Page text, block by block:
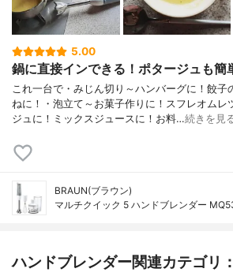
5.00
鍋に直接インできる！ポタージュも簡
これ一台で・みじん切り～ハンバーグに！餃子
ねに！・泡立て～お菓子作りに！スフレオムレ
ジュに！ミックスジュースに！お料…続きを見
BRAUN(ブラウン)
マルチクイック 5 ハンドブレンダー
ハンドブレンダー関連カテゴリ